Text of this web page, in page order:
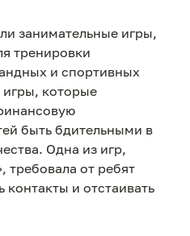
занимательные игры,
тренировки
и спортивных
которые
быть бдительными в
Одна из игр,
требовала от ребят
контакты и отстаивать